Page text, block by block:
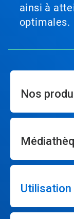
ainsi à
optimales.
Nos
Utilisation